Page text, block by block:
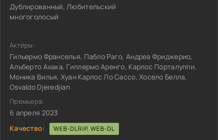
Дублированный, Любительский
многоголосый
Актёры:
Гильермо Франселья, Пабло Раго, Андреа Фриджерио,
Альберто Ахака, Гиллермо Аренго, Карлос Порталуппи,
Моника Вилья, Хуан Карлос Ло Сассо, Хосело Белла,
Osvaldo Djeredjian
Премьера:
6 апреля 2023
Качество:
WEB-DLRIP, WEB-DL